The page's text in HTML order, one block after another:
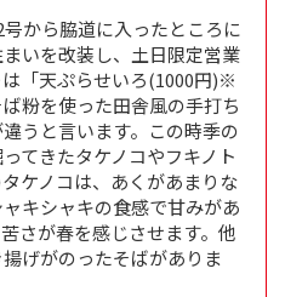
から脇道に入ったところに
いを改装し、土日限定営業
「天ぷらせいろ(1000円)※
粉を使った田舎風の手打ち
うと言います。この時季の
てきたタケノコやフキノト
ケノコは、あくがあまりな
キシャキの食感で甘みがあ
さが春を感じさせます。他
げがのったそばがありま